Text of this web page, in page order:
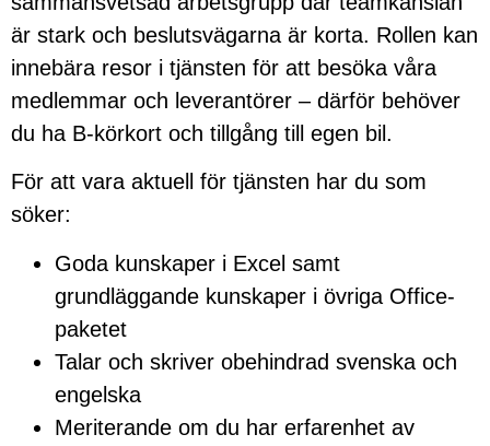
är stark och beslutsvägarna är korta. Rollen kan
innebära resor i tjänsten för att besöka våra
medlemmar och leverantörer – därför behöver
du ha B-körkort och tillgång till egen bil.
För att vara aktuell för tjänsten har du som
söker:
Goda kunskaper i Excel samt
grundläggande kunskaper i övriga Office-
paketet
Talar och skriver obehindrad svenska och
engelska
Meriterande om du har erfarenhet av